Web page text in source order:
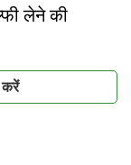
लेने की
करें